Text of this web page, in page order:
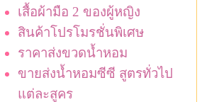
เสื้อผ้ามือ 2 ของผู้หญิง
สินค้าโปรโมรชั่นพิเศษ
ราคาส่งขวดน้ำหอม
ขายส่งน้ำหอมซีซี สูตรทั่วไป
แต่ละสูคร